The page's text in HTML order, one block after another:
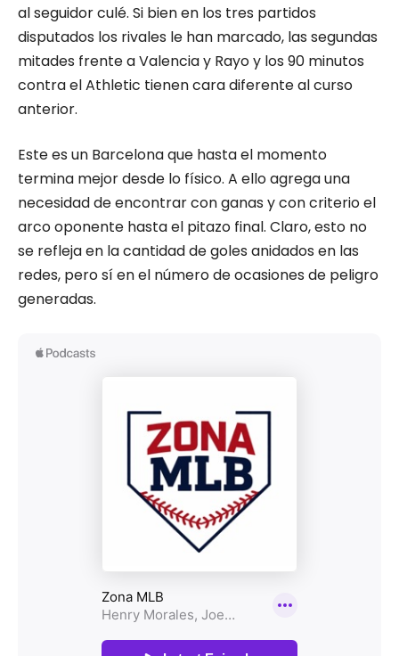
al seguidor culé. Si bien en los tres partidos
disputados los rivales le han marcado, las segundas
mitades frente a Valencia y Rayo y los 90 minutos
contra el Athletic tienen cara diferente al curso
anterior.
Este es un Barcelona que hasta el momento
termina mejor desde lo físico. A ello agrega una
necesidad de encontrar con ganas y con criterio el
arco oponente hasta el pitazo final. Claro, esto no
se refleja en la cantidad de goles anidados en las
redes, pero sí en el número de ocasiones de peligro
generadas.